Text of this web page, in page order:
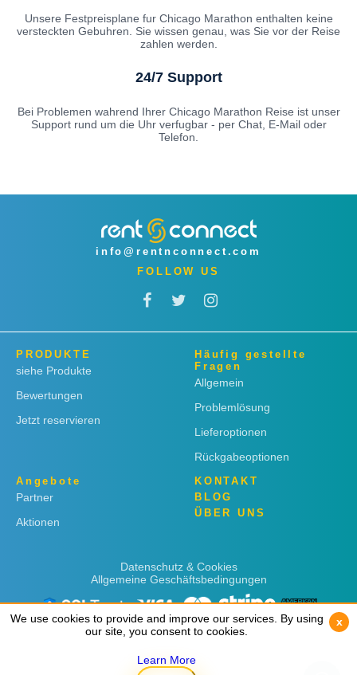
Unsere Festpreisplane fur Chicago Marathon enthalten keine
versteckten Gebuhren. Sie wissen genau, was Sie vor der Reise
zahlen werden.
24/7 Support
Bei Problemen wahrend Ihrer Chicago Marathon Reise ist unser
Support rund um die Uhr verfugbar - per Chat, E-Mail oder
Telefon.
info@rentnconnect.com
FOLLOW US
PRODUKTE
siehe Produkte
Bewertungen
Jetzt reservieren
Häufig gestellte
Fragen
Allgemein
Problemlösung
Lieferoptionen
Rückgabeoptionen
Angebote
Partner
Aktionen
KONTAKT
BLOG
ÜBER UNS
Datenschutz & Cookies
Allgemeine Geschäftsbedingungen
We use cookies to provide and improve our services. By using
our site, you consent to cookies.
Learn More
x
We use cookies to provide and improve our services. By using
our site, you consent to cookies.
Learn More
x